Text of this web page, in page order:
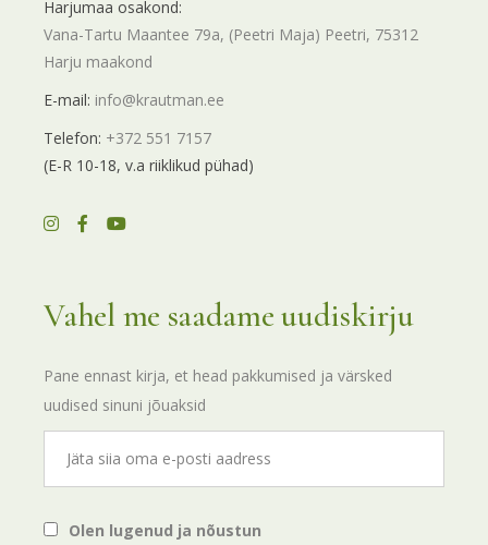
Harjumaa osakond:
Vana-Tartu Maantee 79a, (Peetri Maja) Peetri, 75312
Harju maakond
E-mail: info@krautman.ee
Telefon: +372 551 7157
(E-R 10-18, v.a riiklikud pühad)
Vahel me saadame uudiskirju
Pane ennast kirja, et head pakkumised ja värsked
uudised sinuni jõuaksid
Olen lugenud ja nõustun